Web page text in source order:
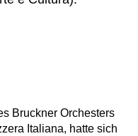
Bruckner Orchesters
Italiana, hatte sich